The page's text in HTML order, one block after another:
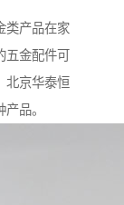
类产品在家
金配件可
北京华泰恒
品。